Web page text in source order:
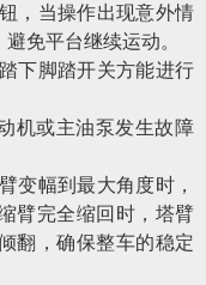
，当操作出现意外情
免平台继续运动。
下脚踏开关方能进行
机或主油泵发生故障
变幅到最大角度时，
臂完全缩回时，塔臂
翻，确保整车的稳定